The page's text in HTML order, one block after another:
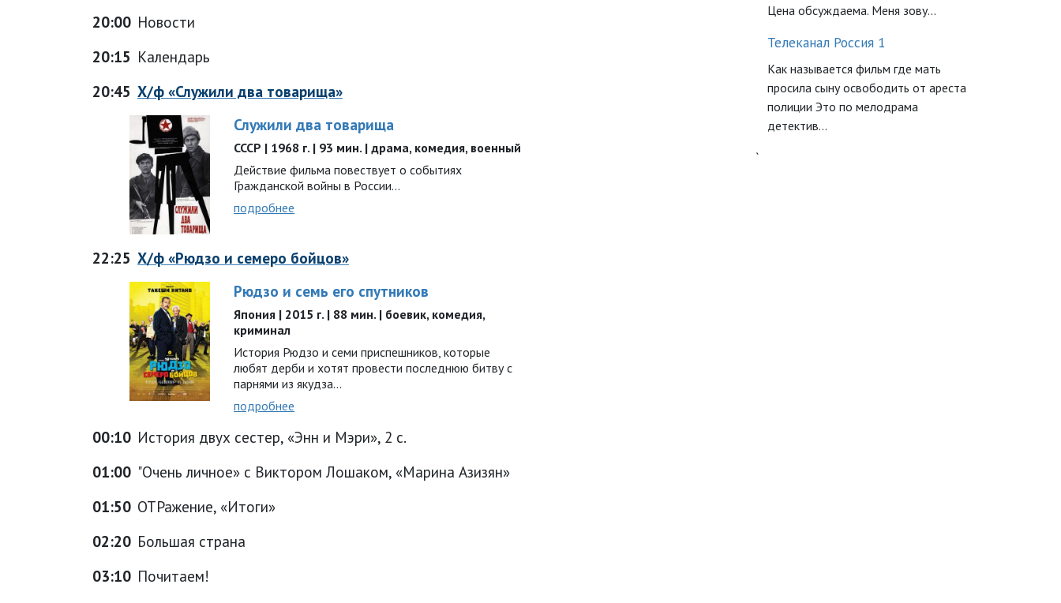
20:00 Новости
20:15 Календарь
20:45 Х/ф «Служили два товарища»
Служили два товарища
СССР | 1968 г. | 93 мин. | драма, комедия, военный
Действие фильма повествует о событиях
Гражданской войны в России...
подробнее
22:25 Х/ф «Рюдзо и семеро бойцов»
Рюдзо и семь его спутников
Япония | 2015 г. | 88 мин. | боевик, комедия,
криминал
История Рюдзо и семи приспешников, которые
любят дерби и хотят провести последнюю битву с
парнями из якудза…
подробнее
00:10 История двух сестер, «Энн и Мэри», 2 с.
01:00 "Очень личное» с Виктором Лошаком, «Марина Азизян»
01:50 ОТРажение, «Итоги»
02:20 Большая страна
03:10 Почитаем!
Цена обсуждаема. Меня зову...
Телеканал Россия 1
Как называется фильм где мать
просила сыну освободить от ареста
полиции Это по мелодрама
детектив...
`